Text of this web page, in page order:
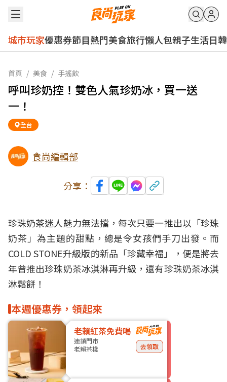
城市玩家優惠券節目熱門美食旅行懶人包親子生活日韓
首頁 / 美食 / 手搖飲
呼叫珍奶控！雙色人氣珍奶冰，買一送
一！
全台
食尚編輯部
分享：
珍珠奶茶迷人魅力無法擋，每次只要一推出以 「珍珠
奶茶」為主題的甜點，總是令女孩們手刀出發。而
COLD STONE升級版的新品「珍藏幸福」，便是將去
年曾推出珍珠奶茶冰淇淋再升級，還有珍珠奶茶冰淇
淋鬆餅！
本週優惠券，領起來
老賴紅茶免費喝
連鎖門市
老賴茶棧
去領取